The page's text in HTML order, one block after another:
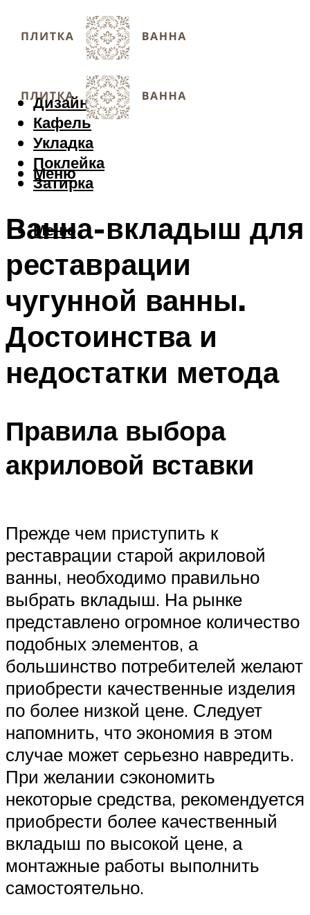
Дизайн
Кафель
Укладка
Поклейка
Затирка
Меню
Меню
Ванна-вкладыш для
реставрации
чугунной ванны.
Достоинства и
недостатки метода
Правила выбора
акриловой вставки
Прежде чем приступить к
реставрации старой акриловой
ванны, необходимо правильно
выбрать вкладыш. На рынке
представлено огромное количество
подобных элементов, а
большинство потребителей желают
приобрести качественные изделия
по более низкой цене. Следует
напомнить, что экономия в этом
случае может серьезно навредить.
При желании сэкономить
некоторые средства, рекомендуется
приобрести более качественный
вкладыш по высокой цене, а
монтажные работы выполнить
самостоятельно.